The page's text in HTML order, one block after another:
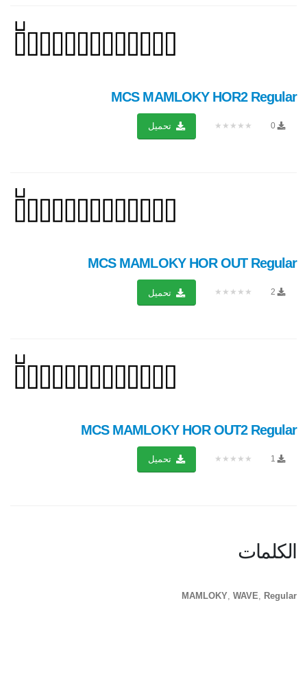
MCS MAMLOKY HOR2 Regular
0
★★★★★ تحميل
MCS MAMLOKY HOR OUT Regular
2
★★★★★ تحميل
MCS MAMLOKY HOR OUT2 Regular
1
★★★★★ تحميل
الكلمات
MAMLOKY WAVE Regular